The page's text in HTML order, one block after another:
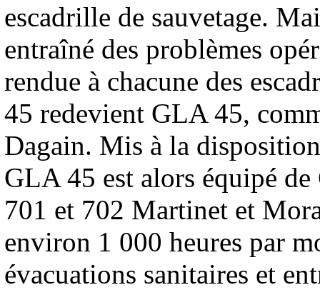
escadrille de sauvetage.
entraîné des problèmes
rendue à chacune des
45 redevient GLA 45,
Dagain. Mis à la
GLA 45 est alors équipé
701 et 702 Martinet et
environ 1 000 heures par
évacuations sanitaires et